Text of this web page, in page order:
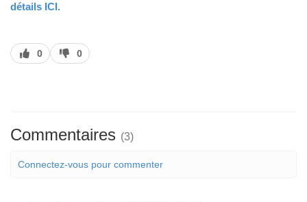
détails ICI.
J’aime
0
J’aime
pas
0
Commentaires (3)
Connectez-vous pour commenter